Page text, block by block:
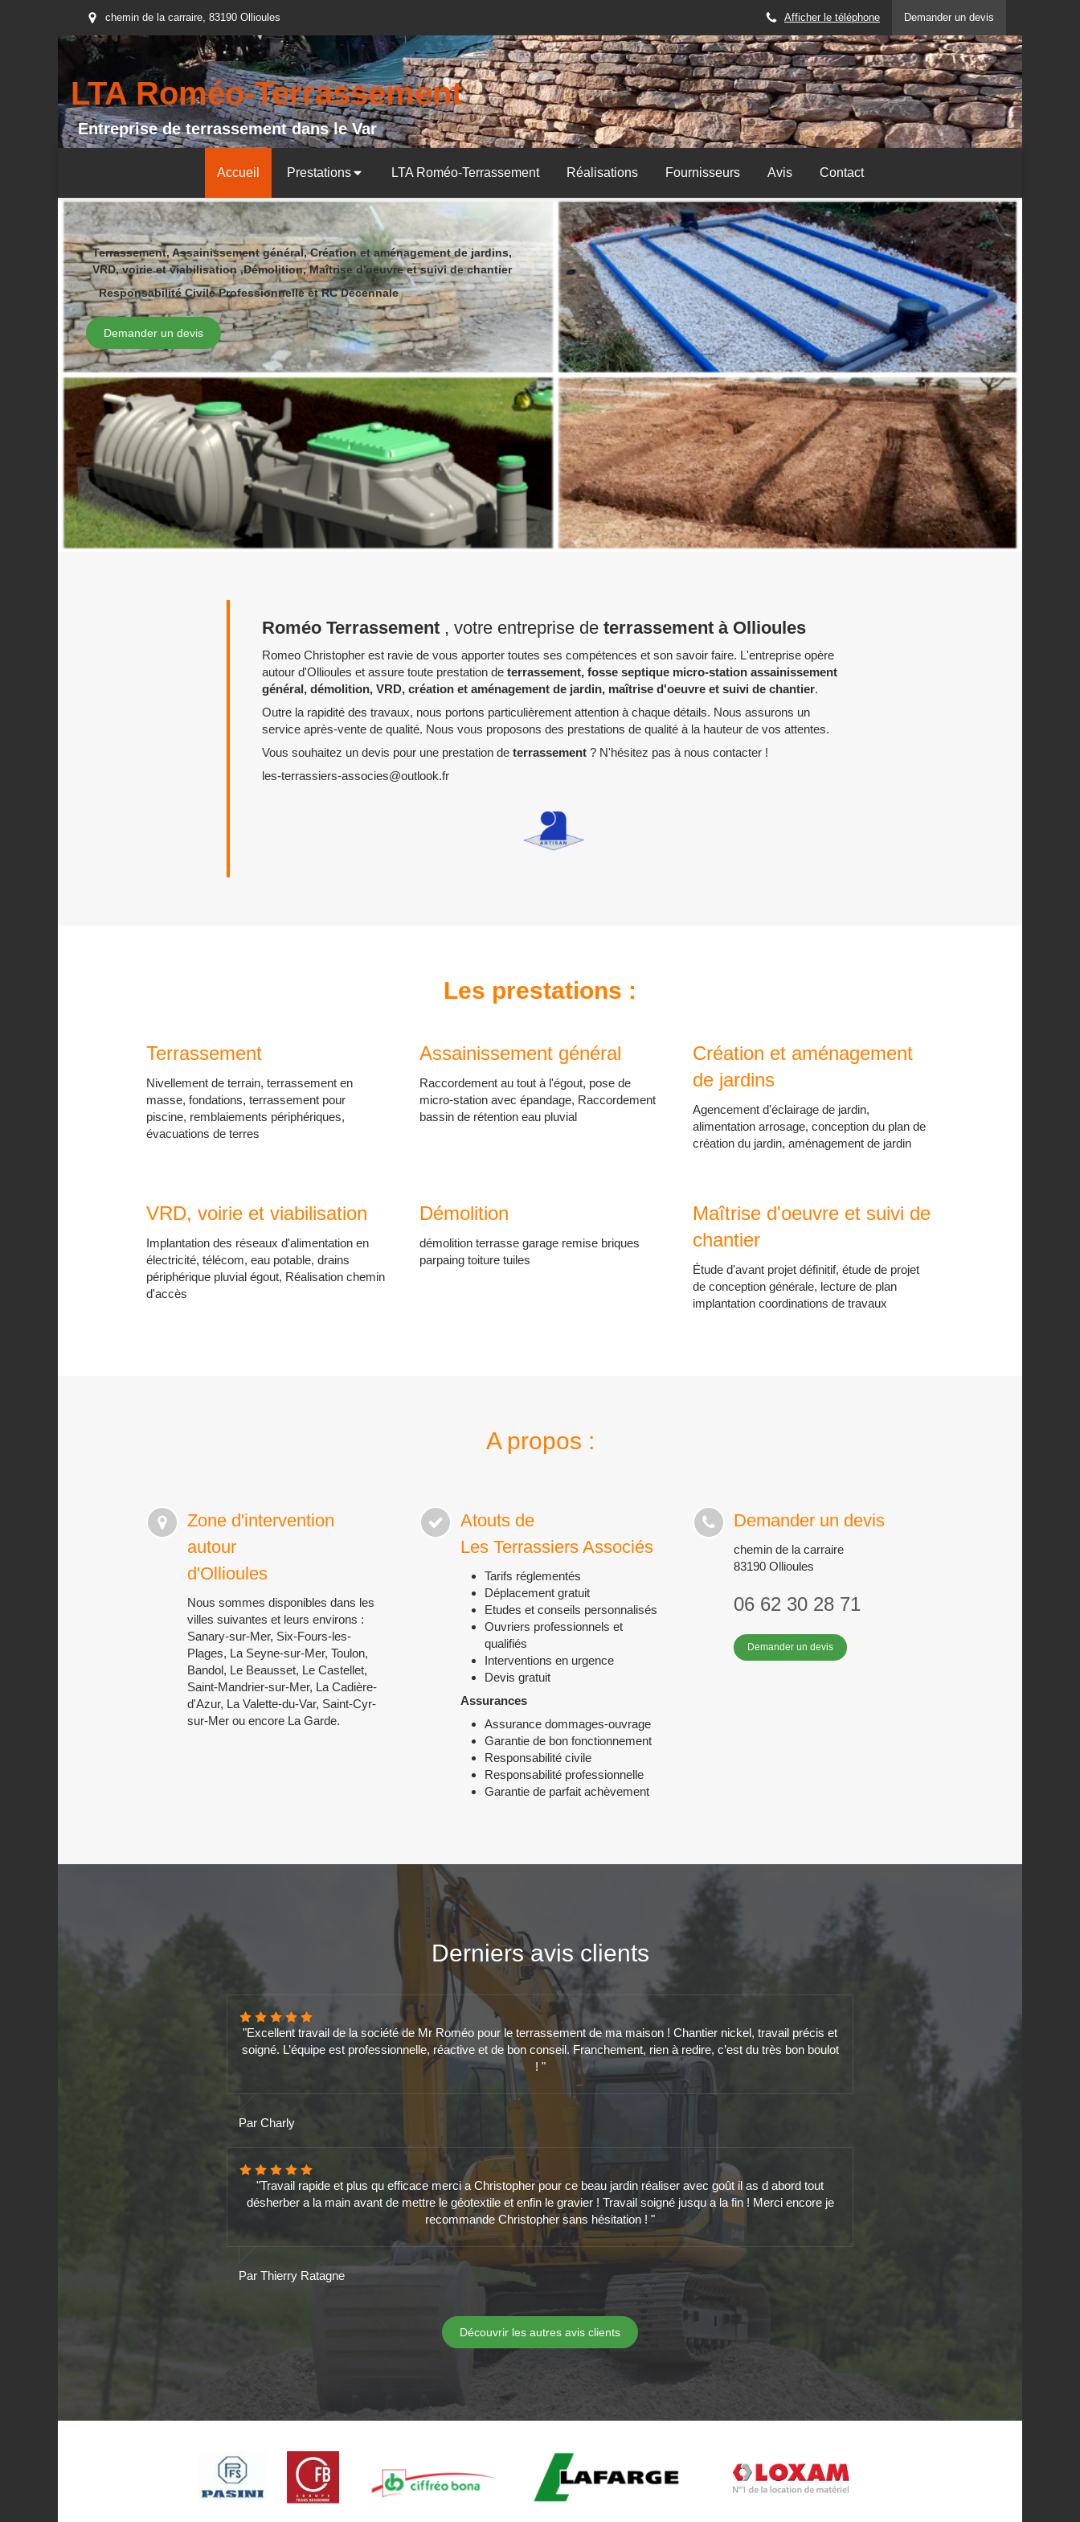
chemin de la carraire, 83190 Ollioules Demander un devis
Afficher le téléphone
LTA Roméo-Terrassement
Entreprise de terrassement dans le Var
Accueil Prestations LTA Roméo-Terrassement Réalisations Fournisseurs Avis Contact
Terrassement, Assainissement général, Création et aménagement de jardins,
VRD, voirie et viabilisation ,Démolition, Maîtrise d'oeuvre et suivi de chantier
Responsabilité Civile Professionnelle et RC Décennale
Demander un devis
Roméo Terrassement , votre entreprise de terrassement à Ollioules
Romeo Christopher est ravie de vous apporter toutes ses compétences et son savoir faire. L'entreprise opère
autour d'Ollioules et assure toute prestation de terrassement, fosse septique micro-station assainissement
général, démolition, VRD, création et aménagement de jardin, maîtrise d'oeuvre et suivi de chantier.
Outre la rapidité des travaux, nous portons particulièrement attention à chaque détails. Nous assurons un
service après-vente de qualité. Nous vous proposons des prestations de qualité à la hauteur de vos attentes.
Vous souhaitez un devis pour une prestation de terrassement ? N'hésitez pas à nous contacter !
les-terrassiers-associes@outlook.fr
Les prestations :
Terrassement
Nivellement de terrain, terrassement en
masse, fondations, terrassement pour
piscine, remblaiements périphériques,
évacuations de terres
Assainissement général
Raccordement au tout à l'égout, pose de
micro-station avec épandage, Raccordement
bassin de rétention eau pluvial
Création et aménagement
de jardins
Agencement d'éclairage de jardin,
alimentation arrosage, conception du plan de
création du jardin, aménagement de jardin
VRD, voirie et viabilisation
Implantation des réseaux d'alimentation en
électricité, télécom, eau potable, drains
périphérique pluvial égout, Réalisation chemin
d'accès
Démolition
démolition terrasse garage remise briques
parpaing toiture tuiles
Maîtrise d'oeuvre et suivi de
chantier
Étude d'avant projet définitif, étude de projet
de conception générale, lecture de plan
implantation coordinations de travaux
A propos :
Zone d'intervention
autour
d'Ollioules
Nous sommes disponibles dans les
villes suivantes et leurs environs :
Sanary-sur-Mer, Six-Fours-les-
Plages, La Seyne-sur-Mer, Toulon,
Bandol, Le Beausset, Le Castellet,
Saint-Mandrier-sur-Mer, La Cadière-
d'Azur, La Valette-du-Var, Saint-Cyr-
sur-Mer ou encore La Garde.
Atouts de
Les Terrassiers Associés
Tarifs réglementés
Déplacement gratuit
Etudes et conseils personnalisés
Ouvriers professionnels et
qualifiés
Interventions en urgence
Devis gratuit
Assurances
Assurance dommages-ouvrage
Garantie de bon fonctionnement
Responsabilité civile
Responsabilité professionnelle
Garantie de parfait achèvement
Demander un devis
chemin de la carraire
83190 Ollioules
06 62 30 28 71
Demander un devis
Derniers avis clients
"Excellent travail de la société de Mr Roméo pour le terrassement de ma maison ! Chantier nickel, travail précis et
soigné. L’équipe est professionnelle, réactive et de bon conseil. Franchement, rien à redire, c’est du très bon boulot
! "
Par Charly
"Travail rapide et plus qu efficace merci a Christopher pour ce beau jardin réaliser avec goût il as d abord tout
désherber a la main avant de mettre le géotextile et enfin le gravier ! Travail soigné jusqu a la fin ! Merci encore je
recommande Christopher sans hésitation ! "
Par Thierry Ratagne
Découvrir les autres avis clients